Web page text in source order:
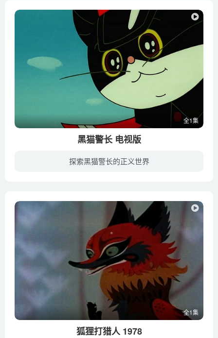
全1集
黑猫警长 电视版
探索黑猫警长的正义世界
全1集
狐狸打猎人 1978